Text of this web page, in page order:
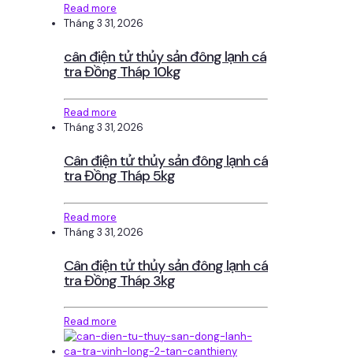
Read more
Tháng 3 31, 2026
cân điện tử thủy sản đông lạnh cá
tra Đồng Tháp 10kg
Read more
Tháng 3 31, 2026
Cân điện tử thủy sản đông lạnh cá
tra Đồng Tháp 5kg
Read more
Tháng 3 31, 2026
Cân điện tử thủy sản đông lạnh cá
tra Đồng Tháp 3kg
Read more